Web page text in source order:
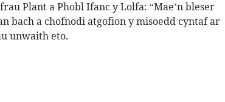
Plant a Phobl Ifanc y Lolfa: “Mae’n bleser
bach a chofnodi atgofion y misoedd cyntaf ar
unwaith eto.